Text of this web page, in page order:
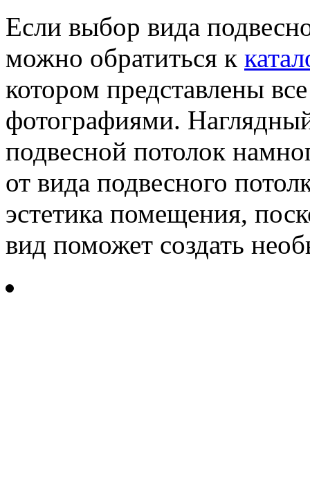
Если выбор вида
можно обратиться к
котором представлены
фотографиями.
подвесной потолок
от вида подвесного
эстетика помещения,
вид поможет создать